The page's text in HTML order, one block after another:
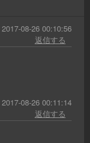
2017-08-26 00:10:56
返信する
2017-08-26 00:11:14
返信する